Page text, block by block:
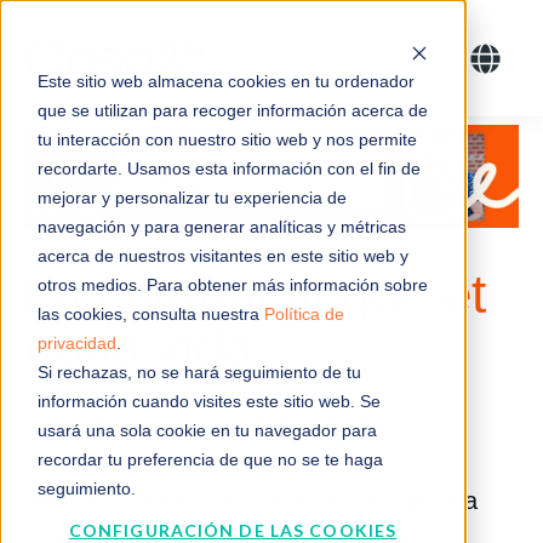
Este sitio web almacena cookies en tu ordenador
que se utilizan para recoger información acerca de
tu interacción con nuestro sitio web y nos permite
recordarte. Usamos esta información con el fin de
mejorar y personalizar tu experiencia de
navegación y para generar analíticas y métricas
acerca de nuestros visitantes en este sitio web y
otros medios. Para obtener más información sobre
las cookies, consulta nuestra Política de
privacidad
Si rechazas, no se hará seguimiento de tu
información cuando visites este sitio web. Se
usará una sola cookie en tu navegador para
recordar tu preferencia de que no se te haga
seguimiento.
CONFIGURACIÓN DE LAS COOKIES
La comunitat que et
dona vida
Casal TV és una programació diària
d’activitats per a les persones grans: en
directe i a través del televisor. Les ajuda a